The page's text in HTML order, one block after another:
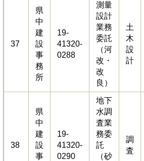
37
県
中
建
設
事
務
所
19-
41320-
0288
測量
設計
業務
委託
（河
改・
改
良）
土
木
設
計
38
県
中
建
設
事
19-
41320-
0290
地下
水調
査業
務委
託
（砂
調
査